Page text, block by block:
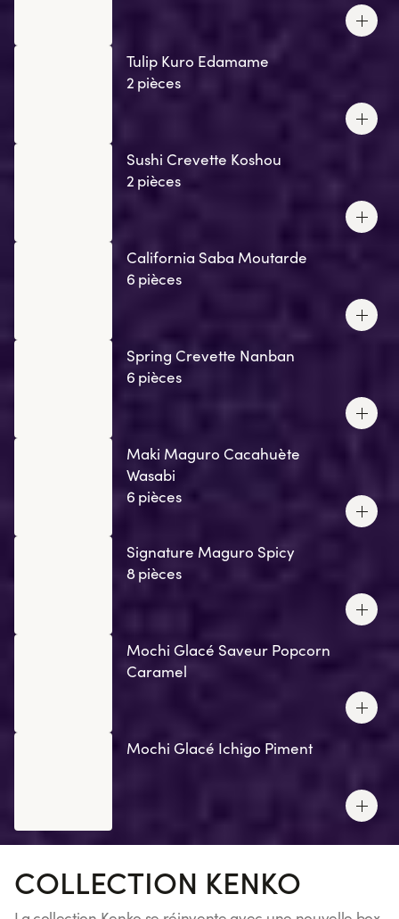
Tulip Kuro Edamame
2 pièces
Sushi Crevette Koshou
2 pièces
California Saba Moutarde
6 pièces
Spring Crevette Nanban
6 pièces
Maki Maguro Cacahuète
Wasabi
6 pièces
Signature Maguro Spicy
8 pièces
Mochi Glacé Saveur Popcorn
Caramel
Mochi Glacé Ichigo Piment
COLLECTION KENKO